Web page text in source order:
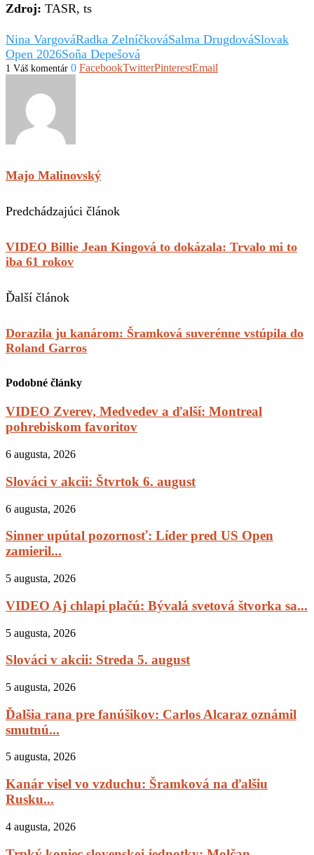
Zdroj: TASR, ts
Nina VargováRadka ZelníčkováSalma DrugdováSlovak
Open 2026Soňa Depešová
1 Váš komentár 0 FacebookTwitterPinterestEmail
Majo Malinovský
Predchádzajúci článok
VIDEO Billie Jean Kingová to dokázala: Trvalo mi to
iba 61 rokov
Ďalší článok
Dorazila ju kanárom: Šramková suverénne vstúpila do
Roland Garros
Podobné články
VIDEO Zverev, Medvedev a ďalší: Montreal
pohrebiskom favoritov
6 augusta, 2026
Slováci v akcii: Štvrtok 6. august
6 augusta, 2026
Sinner upútal pozornosť: Líder pred US Open
zamieril...
5 augusta, 2026
VIDEO Aj chlapi plačú: Bývalá svetová štvorka sa...
5 augusta, 2026
Slováci v akcii: Streda 5. august
5 augusta, 2026
Ďalšia rana pre fanúšikov: Carlos Alcaraz oznámil
smutnú...
5 augusta, 2026
Kanár visel vo vzduchu: Šramková na ďalšiu
Rusku...
4 augusta, 2026